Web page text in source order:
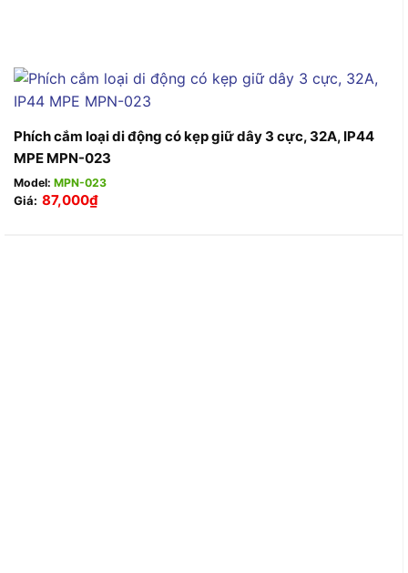
Phích cắm loại di động có kẹp giữ dây 3 cực, 32A, IP44
MPE MPN-023
Model: MPN-023
Giá: 87,000₫